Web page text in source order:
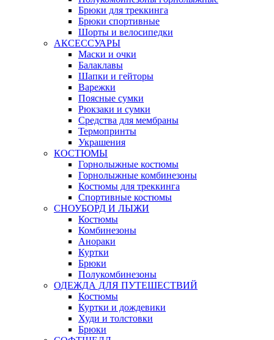
Брюки для треккинга
Брюки спортивные
Шорты и велосипедки
АКСЕССУАРЫ
Маски и очки
Балаклавы
Шапки и гейторы
Варежки
Поясные сумки
Рюкзаки и сумки
Средства для мембраны
Термопринты
Украшения
КОСТЮМЫ
Горнолыжные костюмы
Горнолыжные комбинезоны
Костюмы для треккинга
Спортивные костюмы
СНОУБОРД И ЛЫЖИ
Костюмы
Комбинезоны
Анораки
Куртки
Брюки
Полукомбинезоны
ОДЕЖДА ДЛЯ ПУТЕШЕСТВИЙ
Костюмы
Куртки и дождевики
Худи и толстовки
Брюки